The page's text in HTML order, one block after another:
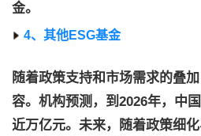
金。
4、其他ESG基金
随着政策支持和市场需求的叠
容。机构预测，到2026年，中
近万亿元。未来，随着政策细